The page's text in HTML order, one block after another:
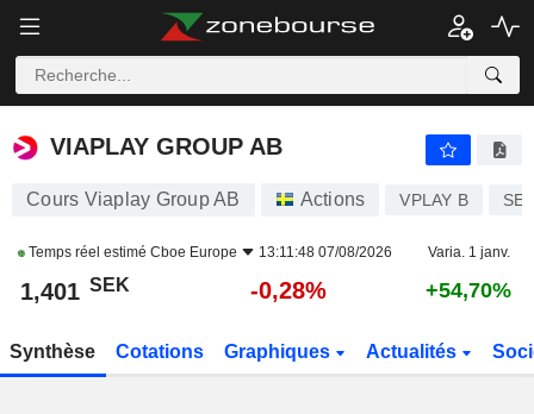
VIAPLAY GROUP AB
VIAPLAY GROUP AB
Cours Viaplay Group AB Actions VPLAY B
Temps réel estimé Cboe Europe 13:11:48 07/08/2026 Varia. 1 janv.
1,401 SEK -0,28% +54,70%
Synthèse Cotations Graphiques Actualités